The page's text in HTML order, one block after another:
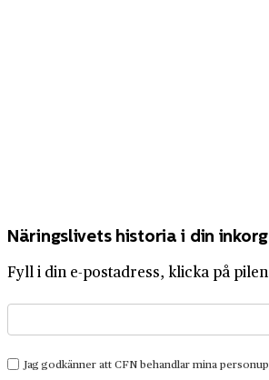
Näringslivets historia i din inkorg
Fyll i din e-postadress, klicka på pilen